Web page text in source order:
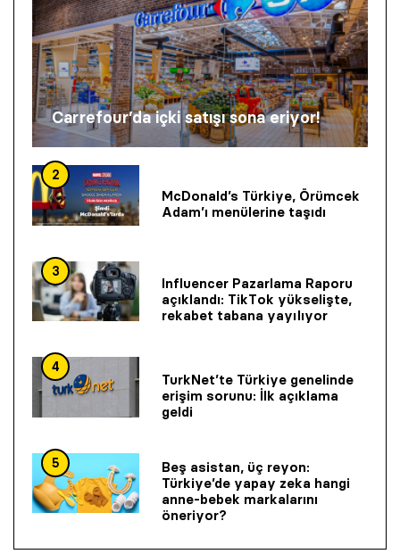
Carrefour’da içki satışı sona eriyor!
2
McDonald’s Türkiye, Örümcek
Adam’ı menülerine taşıdı
3
Influencer Pazarlama Raporu
açıklandı: TikTok yükselişte,
rekabet tabana yayılıyor
4
TurkNet’te Türkiye genelinde
erişim sorunu: İlk açıklama
geldi
5
Beş asistan, üç reyon:
Türkiye’de yapay zeka hangi
anne-bebek markalarını
öneriyor?